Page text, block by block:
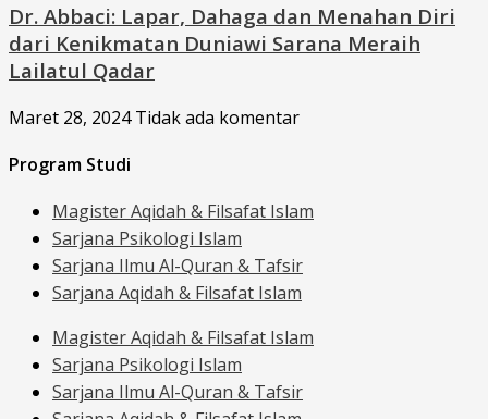
Dr. Abbaci: Lapar, Dahaga dan Menahan Diri
dari Kenikmatan Duniawi Sarana Meraih
Lailatul Qadar
Maret 28, 2024Tidak ada komentar
Program Studi
Magister Aqidah & Filsafat Islam
Sarjana Psikologi Islam
Sarjana Ilmu Al-Quran & Tafsir
Sarjana Aqidah & Filsafat Islam
Magister Aqidah & Filsafat Islam
Sarjana Psikologi Islam
Sarjana Ilmu Al-Quran & Tafsir